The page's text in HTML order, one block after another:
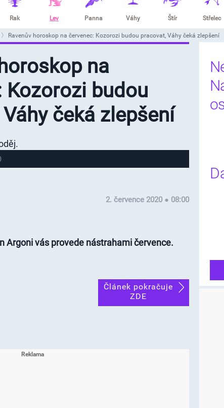
Rak Lev Panna Váhy Štír Střelec
Ravenův horoskop na červenec: Kozorozi budou pracovat, Váhy čeká zlepšení
na
Kozorozi budou
čeká zlepšení
2. července 2020 ● 08:00
Argoni vás provede nástrahami července.
Článek pokračuje
ZDE